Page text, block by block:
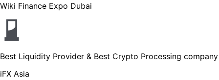
Wiki Finance Expo Dubai
Best Liquidity Provider & Best Crypto Processing company
iFX Asia